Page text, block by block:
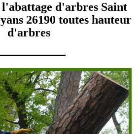
l'abattage d'arbres Saint
26190 toutes hauteur
d'arbres